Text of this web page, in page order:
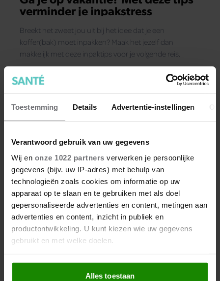
Toestemming Details Advertentie-instellingen
Verantwoord gebruik van uw gegevens
Wij en onze 1022 partners verwerken je persoonlijke
gegevens (bijv. uw IP-adres) met behulp van
technologieën zoals cookies om informatie op uw
apparaat op te slaan en te gebruiken met als doel
gepersonaliseerde advertenties en content, metingen aan
advertenties en content, inzicht in publiek en
productontwikkeling. U kunt kiezen wie uw gegevens
gebruikt en met welke doelen.
Als u het toestaat, willen we ook graag:
Informatie verzamelen over uw geografische
Alles toestaan
verminder je inpakstress
Breekt het zweet jou uit bij het idee dat je een
koffer(bak) moet inpakken? Maak het jezelf dan
makkelijk met deze inpaktips voor je volgende reis.
10 redenen waarom Málaga een
Welkom in het zonovergoten Málaga, een parel aan de